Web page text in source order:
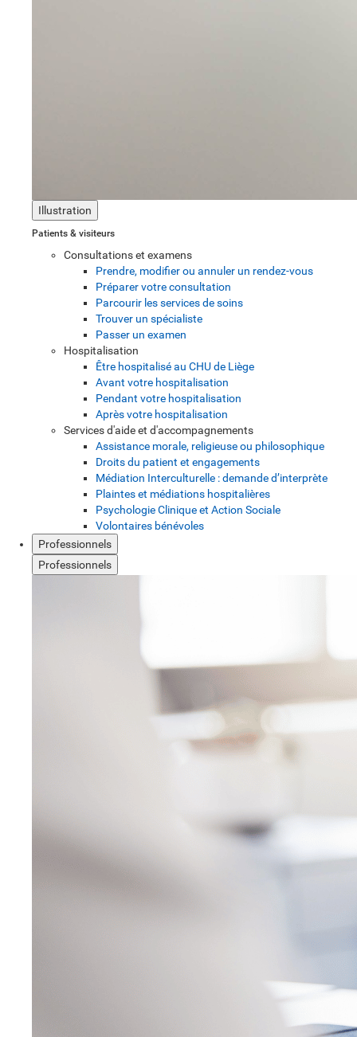
Illustration
Patients & visiteurs
Consultations et examens
Prendre, modifier ou annuler un rendez-vous
Préparer votre consultation
Parcourir les services de soins
Trouver un spécialiste
Passer un examen
Hospitalisation
Être hospitalisé au CHU de Liège
Avant votre hospitalisation
Pendant votre hospitalisation
Après votre hospitalisation
Services d'aide et d'accompagnements
Assistance morale, religieuse ou philosophique
Droits du patient et engagements
Médiation Interculturelle : demande d’interprète
Plaintes et médiations hospitalières
Psychologie Clinique et Action Sociale
Volontaires bénévoles
Professionnels
Professionnels